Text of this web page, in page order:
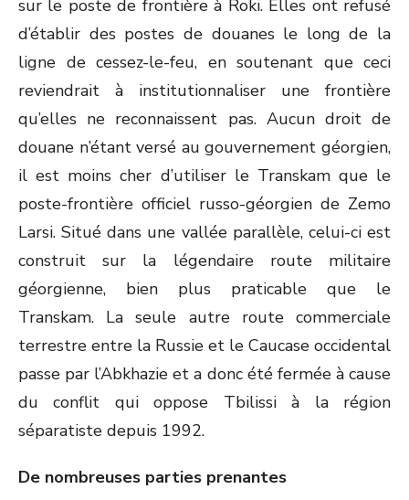
sur le poste de frontière à Roki. Elles ont refusé
d’établir des postes de douanes le long de la
ligne de cessez-le-feu, en soutenant que ceci
reviendrait à institutionnaliser une frontière
qu’elles ne reconnaissent pas. Aucun droit de
douane n’étant versé au gouvernement géorgien,
il est moins cher d’utiliser le Transkam que le
poste-frontière officiel russo-géorgien de Zemo
Larsi. Situé dans une vallée parallèle, celui-ci est
construit sur la légendaire route militaire
géorgienne, bien plus praticable que le
Transkam. La seule autre route commerciale
terrestre entre la Russie et le Caucase occidental
passe par l’Abkhazie et a donc été fermée à cause
du conflit qui oppose Tbilissi à la région
séparatiste depuis 1992.
De nombreuses parties prenantes